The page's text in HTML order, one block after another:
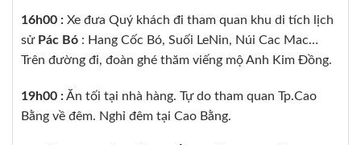
16h00 : Xe đưa Quý khách đi tham quan khu di tích lịch
sử Pác Bó : Hang Cốc Bó, Suối LeNin, Núi Cac Mac…
Trên đường đi, đoàn ghé thăm viếng mộ Anh Kim Đồng.
19h00 :Ăn tối tại nhà hàng. Tự do tham quan Tp.Cao
Bằng về đêm. Nghỉ đêm tại Cao Bằng.